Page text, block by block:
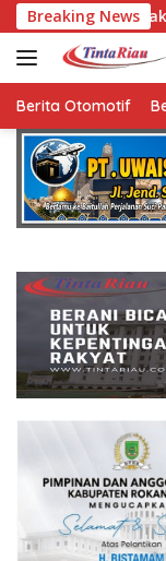
Langsung
ke
konten
Breaking News
Muda TNI
Berita Otomotif